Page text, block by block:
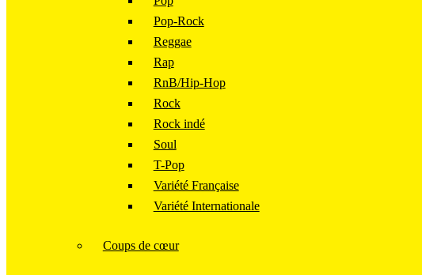
Pop-Rock
Reggae
Rap
RnB/Hip-Hop
Rock
Rock indé
Soul
T-Pop
Variété Française
Variété Internationale
Coups de cœur